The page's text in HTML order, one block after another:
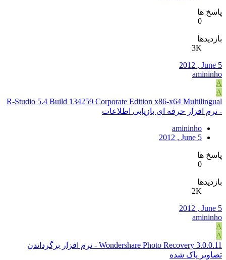
پاسخ ها
0
بازدیدها
3K
2012 , June 5
amininho
A
A
R-Studio 5.4 Build 134259 Corporate Edition x86-x64 Multilingual
- نرم افزار حرفه ای بازیابی اطلاعات
amininho
2012 , June 5
پاسخ ها
0
بازدیدها
2K
2012 , June 5
amininho
A
A
Wondershare Photo Recovery 3.0.0.11 - نرم افزار برگرداندن
تصاویر پاک شده